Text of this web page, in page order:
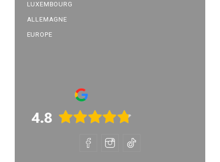
LUXEMBOURG
ALLEMAGNE
EUROPE